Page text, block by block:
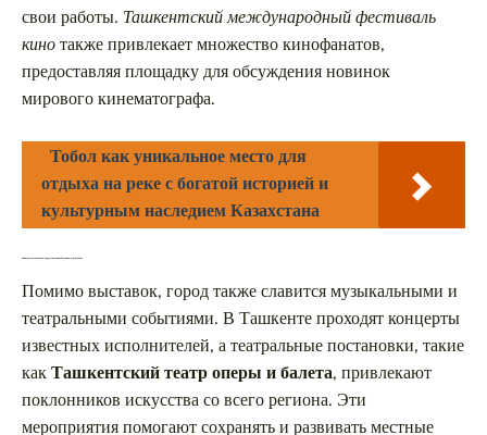
свои работы. Ташкентский международный фестиваль
кинотакже привлекает множество кинофанатов,
предоставляя площадку для обсуждения новинок
мирового кинематографа.
Тобол как уникальное место для
отдыха на реке с богатой историей и
культурным наследием Казахстана
Концерты и театральные представления, объединяющие публику
Помимо выставок, город также славится музыкальными и
театральными событиями. В Ташкенте проходят концерты
известных исполнителей, а театральные постановки, такие
какТашкентский театр оперы и балета, привлекают
поклонников искусства со всего региона. Эти
мероприятия помогают сохранять и развивать местные